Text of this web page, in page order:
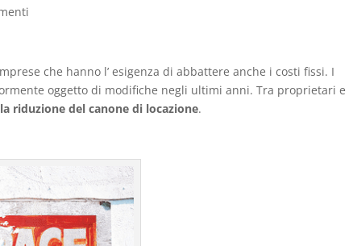
che hanno l’ esigenza di abbattere anche i costi fissi. I
oggetto di modifiche negli ultimi anni. Tra proprietari e
riduzione del canone di locazione.